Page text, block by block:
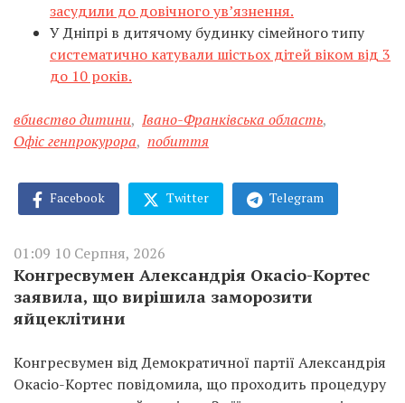
засудили до довічного ув’язнення.
У Дніпрі в дитячому будинку сімейного типу
систематично катували шістьох дітей віком від 3
до 10 років.
вбивство дитини, Івано-Франківська область,
Офіс генпрокурора, побиття
Facebook Twitter Telegram
01:09 10 Серпня, 2026
Конгресвумен Александрія Окасіо-Кортес
заявила, що вирішила заморозити
яйцеклітини
Конгресвумен від Демократичної партії Александрія
Окасіо-Кортес повідомила, що проходить процедуру